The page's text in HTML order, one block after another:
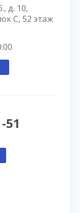
д. 10,
С, 52 этаж
51